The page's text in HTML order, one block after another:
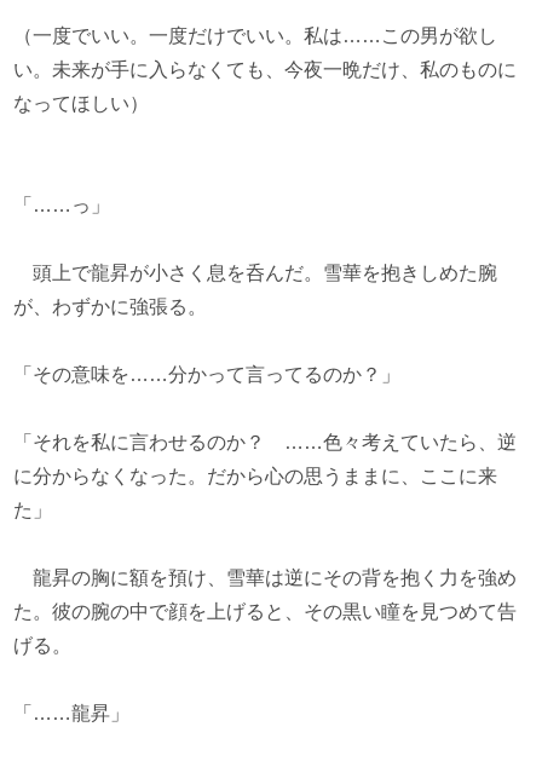
（一度でいい。一度だけでいい。私は……この男が欲し
い。未来が手に入らなくても、今夜一晩だけ、私のものに
なってほしい）
「……っ」
頭上で龍昇が小さく息を呑んだ。雪華を抱きしめた腕
が、わずかに強張る。
「その意味を……分かって言ってるのか？」
「それを私に言わせるのか？ ……色々考えていたら、逆
に分からなくなった。だから心の思うままに、ここに来
た」
龍昇の胸に額を預け、雪華は逆にその背を抱く力を強め
た。彼の腕の中で顔を上げると、その黒い瞳を見つめて告
げる。
「……龍昇」